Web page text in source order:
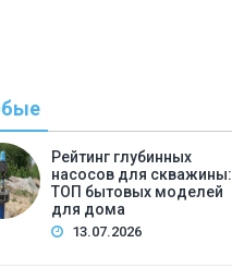
Рейтинг глубинных
насосов для скважины:
ТОП бытовых моделей
для дома
13.07.2026